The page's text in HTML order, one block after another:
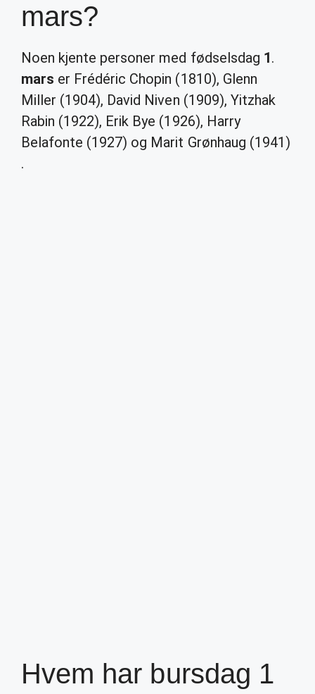
mars?
Noen kjente personer med fødselsdag 1.
mars er Frédéric Chopin (1810), Glenn
Miller (1904), David Niven (1909), Yitzhak
Rabin (1922), Erik Bye (1926), Harry
Belafonte (1927) og Marit Grønhaug (1941)
.
Hvem har bursdag 1